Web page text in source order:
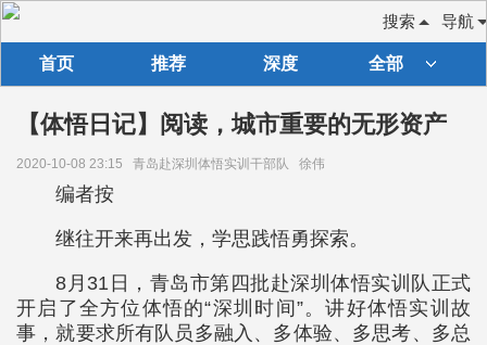
导航
搜索
首页 推荐 深度 全部
【体悟日记】阅读，城市重要的无形资产
2020-10-08 23:15 青岛赴深圳体悟实训干部队 徐伟
编者按
继往开来再出发，学思践悟勇探索。
8月31日，青岛市第四批赴深圳体悟实训队正式
开启了全方位体悟的“深圳时间”。讲好体悟实训故
事，就要求所有队员多融入、多体验、多思考、多总